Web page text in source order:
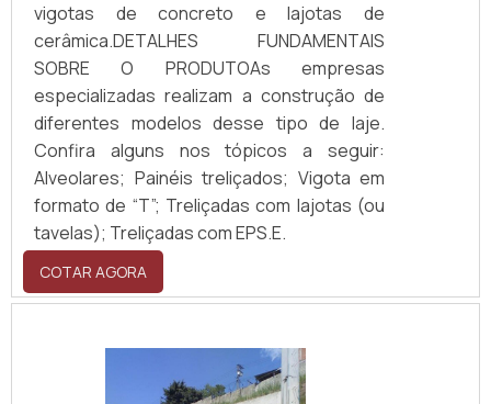
vigotas de concreto e lajotas de
cerâmica.DETALHES FUNDAMENTAIS
SOBRE O PRODUTOAs empresas
especializadas realizam a construção de
diferentes modelos desse tipo de laje.
Confira alguns nos tópicos a seguir:
Alveolares; Painéis treliçados; Vigota em
formato de “T”; Treliçadas com lajotas (ou
tavelas); Treliçadas com EPS.E.
COTAR AGORA